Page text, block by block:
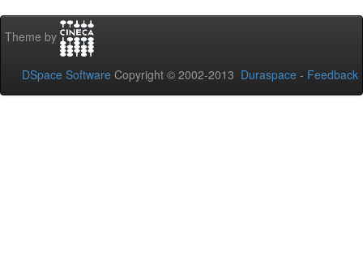
Theme by
DSpace Software Copyright © 2002-2013 Duraspace - Feedback